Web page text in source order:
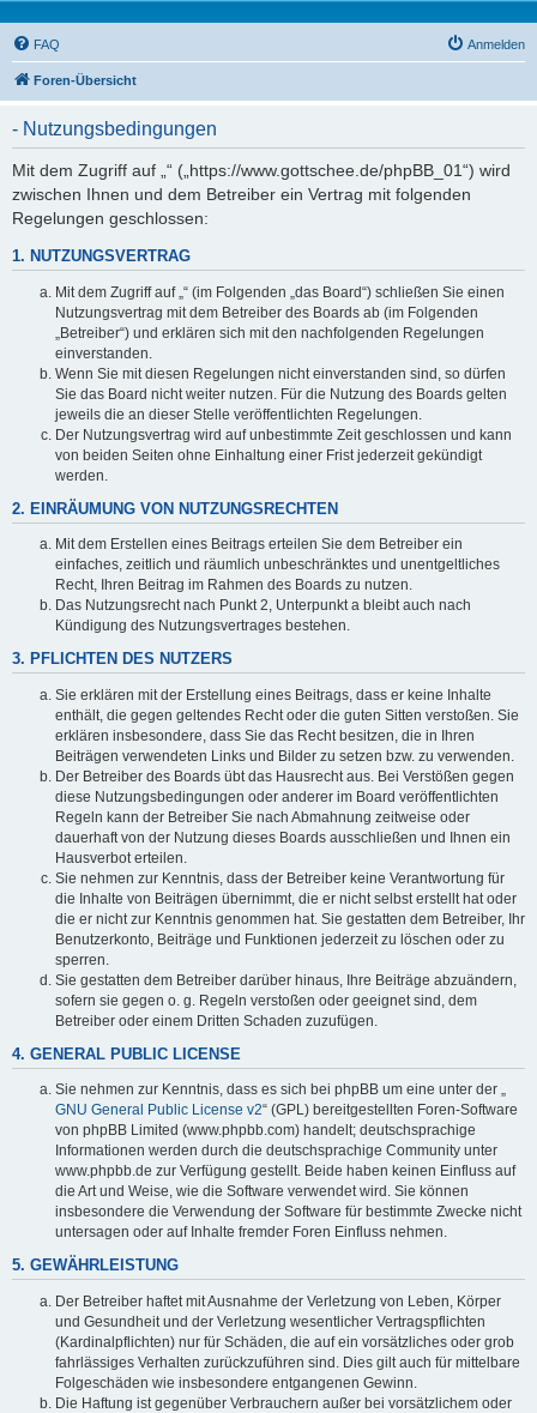
FAQ Anmelden
Foren-Übersicht
- Nutzungsbedingungen
Mit dem Zugriff auf „“ („https://www.gottschee.de/phpBB_01“) wird
zwischen Ihnen und dem Betreiber ein Vertrag mit folgenden
Regelungen geschlossen:
1. NUTZUNGSVERTRAG
Mit dem Zugriff auf „“ (im Folgenden „das Board“) schließen Sie einen
Nutzungsvertrag mit dem Betreiber des Boards ab (im Folgenden
„Betreiber“) und erklären sich mit den nachfolgenden Regelungen
einverstanden.
Wenn Sie mit diesen Regelungen nicht einverstanden sind, so dürfen
Sie das Board nicht weiter nutzen. Für die Nutzung des Boards gelten
jeweils die an dieser Stelle veröffentlichten Regelungen.
Der Nutzungsvertrag wird auf unbestimmte Zeit geschlossen und kann
von beiden Seiten ohne Einhaltung einer Frist jederzeit gekündigt
werden.
2. EINRÄUMUNG VON NUTZUNGSRECHTEN
Mit dem Erstellen eines Beitrags erteilen Sie dem Betreiber ein
einfaches, zeitlich und räumlich unbeschränktes und unentgeltliches
Recht, Ihren Beitrag im Rahmen des Boards zu nutzen.
Das Nutzungsrecht nach Punkt 2, Unterpunkt a bleibt auch nach
Kündigung des Nutzungsvertrages bestehen.
3. PFLICHTEN DES NUTZERS
Sie erklären mit der Erstellung eines Beitrags, dass er keine Inhalte
enthält, die gegen geltendes Recht oder die guten Sitten verstoßen. Sie
erklären insbesondere, dass Sie das Recht besitzen, die in Ihren
Beiträgen verwendeten Links und Bilder zu setzen bzw. zu verwenden.
Der Betreiber des Boards übt das Hausrecht aus. Bei Verstößen gegen
diese Nutzungsbedingungen oder anderer im Board veröffentlichten
Regeln kann der Betreiber Sie nach Abmahnung zeitweise oder
dauerhaft von der Nutzung dieses Boards ausschließen und Ihnen ein
Hausverbot erteilen.
Sie nehmen zur Kenntnis, dass der Betreiber keine Verantwortung für
die Inhalte von Beiträgen übernimmt, die er nicht selbst erstellt hat oder
die er nicht zur Kenntnis genommen hat. Sie gestatten dem Betreiber, Ihr
Benutzerkonto, Beiträge und Funktionen jederzeit zu löschen oder zu
sperren.
Sie gestatten dem Betreiber darüber hinaus, Ihre Beiträge abzuändern,
sofern sie gegen o. g. Regeln verstoßen oder geeignet sind, dem
Betreiber oder einem Dritten Schaden zuzufügen.
4. GENERAL PUBLIC LICENSE
Sie nehmen zur Kenntnis, dass es sich bei phpBB um eine unter der „
GNU General Public License v2“ (GPL) bereitgestellten Foren-Software
von phpBB Limited (www.phpbb.com) handelt; deutschsprachige
Informationen werden durch die deutschsprachige Community unter
www.phpbb.de zur Verfügung gestellt. Beide haben keinen Einfluss auf
die Art und Weise, wie die Software verwendet wird. Sie können
insbesondere die Verwendung der Software für bestimmte Zwecke nicht
untersagen oder auf Inhalte fremder Foren Einfluss nehmen.
5. GEWÄHRLEISTUNG
Der Betreiber haftet mit Ausnahme der Verletzung von Leben, Körper
und Gesundheit und der Verletzung wesentlicher Vertragspflichten
(Kardinalpflichten) nur für Schäden, die auf ein vorsätzliches oder grob
fahrlässiges Verhalten zurückzuführen sind. Dies gilt auch für mittelbare
Folgeschäden wie insbesondere entgangenen Gewinn.
Die Haftung ist gegenüber Verbrauchern außer bei vorsätzlichem oder